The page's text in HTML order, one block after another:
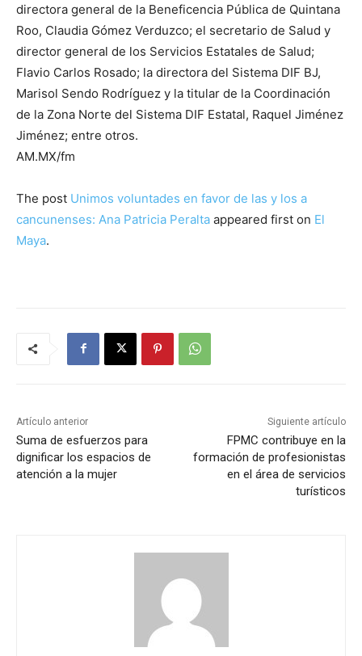
directora general de la Beneficencia Pública de Quintana
Roo, Claudia Gómez Verduzco; el secretario de Salud y
director general de los Servicios Estatales de Salud;
Flavio Carlos Rosado; la directora del Sistema DIF BJ,
Marisol Sendo Rodríguez y la titular de la Coordinación
de la Zona Norte del Sistema DIF Estatal, Raquel Jiménez
Jiménez; entre otros.
AM.MX/fm
The post Unimos voluntades en favor de las y los a
cancunenses: Ana Patricia Peralta appeared first on El
Maya.
Artículo anterior
Suma de esfuerzos para
dignificar los espacios de
atención a la mujer
Siguiente artículo
FPMC contribuye en la
formación de profesionistas
en el área de servicios
turísticos